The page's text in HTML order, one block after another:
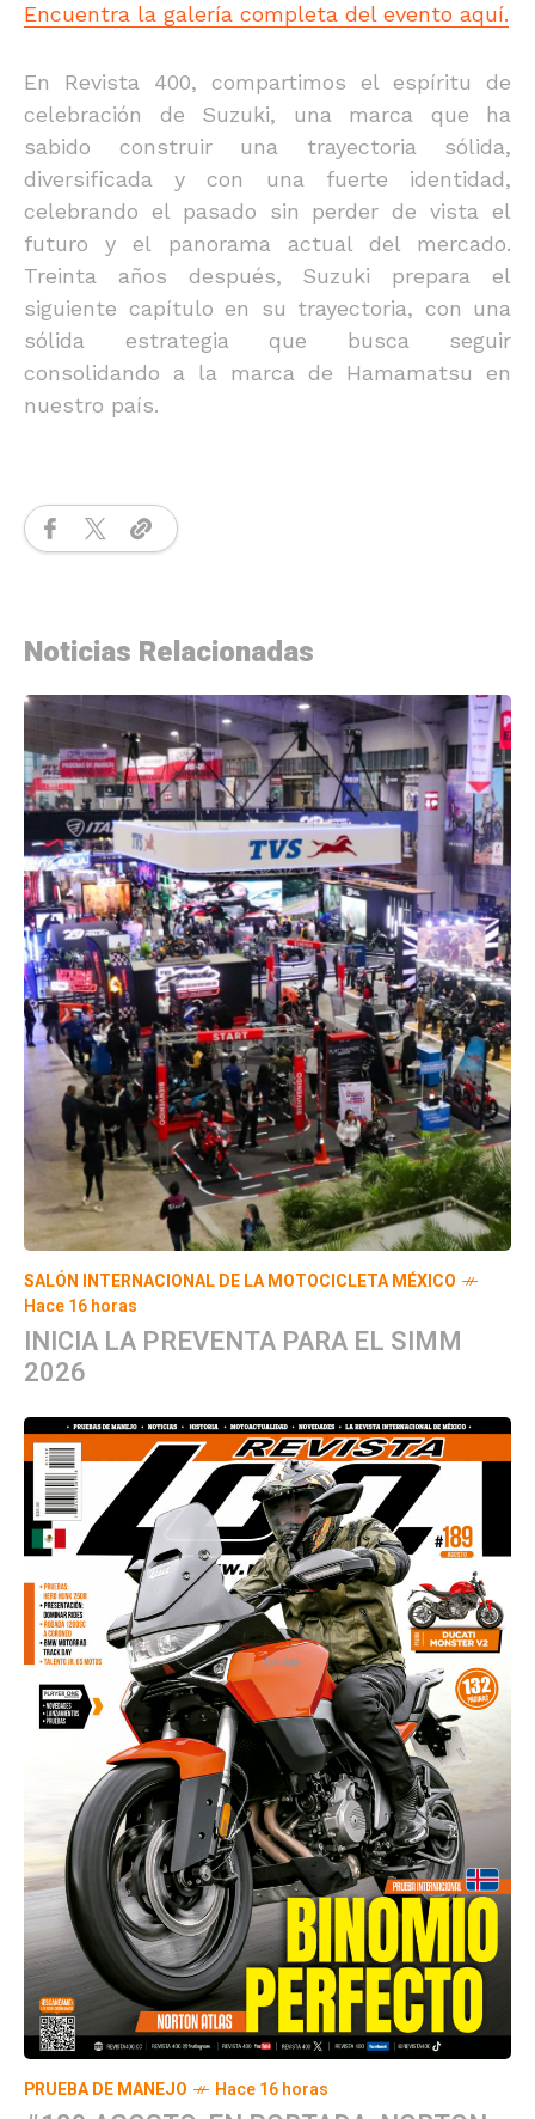
Encuentra la galería completa del evento aquí.
En Revista 400, compartimos el espíritu de
celebración de Suzuki, una marca que ha
sabido construir una trayectoria sólida,
diversificada y con una fuerte identidad,
celebrando el pasado sin perder de vista el
futuro y el panorama actual del mercado.
Treinta años después, Suzuki prepara el
siguiente capítulo en su trayectoria, con una
sólida estrategia que busca seguir
consolidando a la marca de Hamamatsu en
nuestro país.
Noticias Relacionadas
SALÓN INTERNACIONAL DE LA MOTOCICLETA MÉXICO
Hace 16 horas
INICIA LA PREVENTA PARA EL SIMM
2026
PRUEBA DE MANEJO Hace 16 horas